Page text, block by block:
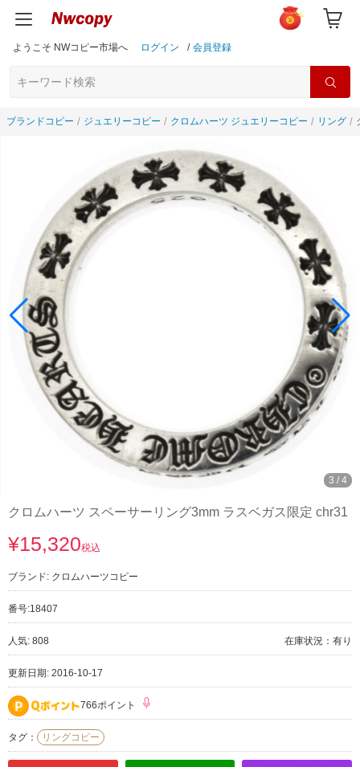
ようこそ NWコピー市場へ ログイン / 会員登録
ブランドコピー ジュエリーコピー クロムハーツ ジュエリーコピー リング
3 / 4
クロムハーツ スペーサーリング3mm ラスベガス限定 chr31
¥15,320税込
ブランド: クロムハーツコピー
番号:18407
人気: 808 在庫状況：有り
更新日期: 2016-10-17
766ポイント
タグ： リングコピー